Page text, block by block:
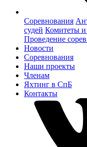
Соревнования
судей Комитеты и
Проведение
Новости
Соревнования
Наши проекты
Членам
Яхтинг в СпБ
Контакты